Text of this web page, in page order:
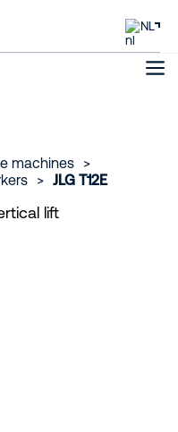
NL
machines
>
> JLG T12E